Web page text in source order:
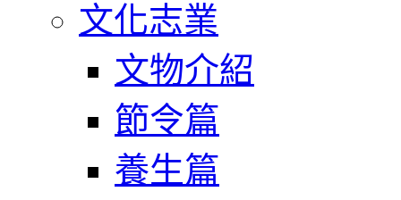
文化志業
文物介紹
節令篇
養生篇